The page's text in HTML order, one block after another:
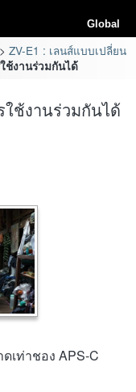
Global
ZV-E1 : เลนส์แบบเปลี่ยน
ช้งานร่วมกันได้
ใช้งานร่วมกันได้
เท่าชอง APS-C